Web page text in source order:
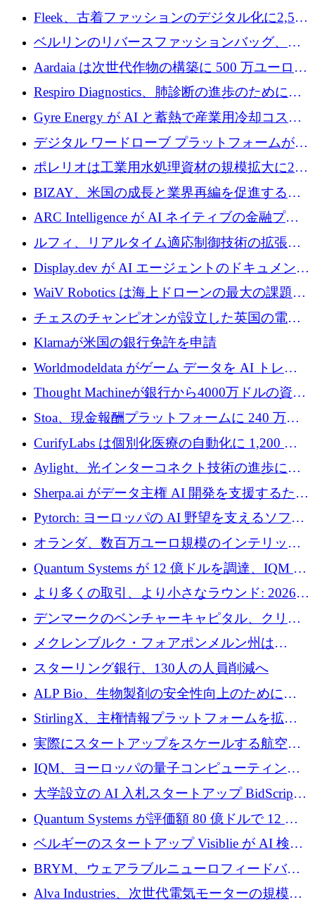
ップFintoが340万ドルを調達、シリコンバレ
ーではなくミュンヘンを選んだと語る
Fleek、古着ファッションのデジタル化に2,500
万ドルを確保
ベルリンのリバースファッションバッグ、繊
維仕分け規模拡大に7桁の資金調達
Aardaia は次世代作物の構築に 500 万ユーロを
寄付
Respiro Diagnostics、肺診断の進歩のために
100 万ポンドを確保
Gyre Energy が AI と蓄熱で産業用冷却コスト
を削減するために 130 万ドルを調達
デジタル ワードローブ プラットフォームが
1,000 万人のユーザーに到達し、Whering が
700 万ドルを獲得
ポレリオは工業用水処理資材の規模拡大に240
万ユーロを確保
BIZAY、米国の成長と業界再編を促進するた
めに5,500万ドルを確保
ARC Intelligence が AI ネイティブの金融プラ
ットフォームを拡大するために 400 万ユーロ
ルフィ、リアルタイム適応制御技術の拡張に
810万ポンドを確保
Display.dev が AI エージェントのドキュメント
コラボレーションを強化するために 47 万ユー
WaiV Robotics は海上ドローンの最大の課題の
1 つをどのように解決しているか
チェスのチャンピオンが設立した英国の電池
材料スタートアップ TaiSan が 465 万ポンドを
Klarnaが米国の銀行免許を申請
Worldmodeldata がゲーム データを AI トレー
ニングに変えるために 700 万ポンドを獲得
Thought Machineが銀行から4000万ドルの資金
調達、年間収益1億ドルを突破
Stoa、現金報酬プラットフォームに 240 万ド
ルを確保
CurifyLabs は個別化医療の自動化に 1,200 万
ユーロを寄付
Aylight、光インターコネクト技術の進歩に向
けて450万ユーロのプレシードラウンドを終了
Sherpa.ai がデータ主権 AI 開発を支援するため
に 1,800 万ドルを調達
Pytorch: ヨーロッパの AI 野望を支えるソフト
ウェア層
オランダ、数百万ユーロ規模のインテリック
との提携で軍用ドローンにソフトウェアファ
ースト戦略を採用
Quantum Systems が 12 億ドルを調達、IQM が
米国の主要取引所で初の欧州量子企業とな
る、6 月に欧州のスタートアップ資金調達
より多くの取引、より小さなラウンド: 2026
年 6 月に欧州のスタートアップ資金調達
デンマークのベンチャーキャピタル、クリメ
ンタム・キャピタルが気候変動対策ハードウ
ェア投資として初回クローズで6,000万ユーロ
を確保
メクレンブルク・フォアポンメルン州は
Nextcloud を州全体に展開し、オープンソース
戦略を拡大
スターリング銀行、130人の人員削減へ
ALP Bio、生物製剤の安全性向上のために
Venture Kick から 16 万 1,000 ユーロを調達
StirlingX、主権情報プラットフォームを拡張
するためにシリーズ A で 2,000 万ドルを確保
実際にスタートアップをスケールする航空イ
ノベーション モデルを学ぶ
IQM、ヨーロッパの量子コンピューティング
企業として初めて米国の主要取引所に上場
大学設立の AI 入札スタートアップ BidScript
がプレシード資金総額 100 万ドルを突破
Quantum Systems が評価額 80 億ドルで 12 億
ドルを調達
ベルギーのスタートアップ Visiblie が AI 検索
の可視化のために 50 万ユーロを調達
BRYM、ウェアラブルニューロフィードバッ
クプラットフォームの開発に65万ユーロを確
Alva Industries、次世代電気モーターの規模拡